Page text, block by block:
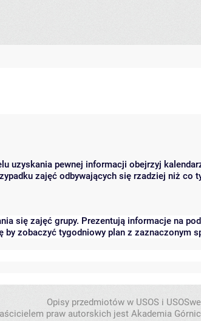
uzyskania pewnej informacji obejrzyj
zajęć odbywających się rzadziej niż co
się zajęć grupy. Prezentują informacje na
by zobaczyć tygodniowy plan z zaznaczonym
Opisy przedmiotów w USOS i
praw autorskich jest Akademia